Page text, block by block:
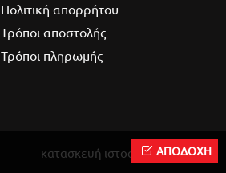
Πολιτική απορρήτου
Τρόποι αποστολής
Τρόποι πληρωμής
κατασκευή ιστοσελίδαςReweb
ΑΠΟΔΟΧΗ